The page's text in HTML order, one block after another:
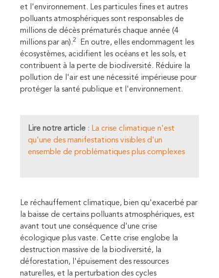
et l'environnement. Les particules fines et autres
polluants atmosphériques sont responsables de
millions de décès prématurés chaque année (4
millions par an).2
En outre, elles endommagent les
écosystèmes, acidifient les océans et les sols, et
contribuent à la perte de biodiversité. Réduire la
pollution de l'air est une nécessité impérieuse pour
protéger la santé publique et l'environnement.
Lire notre article : La crise climatique n'est
qu'une des manifestations visibles d'un
ensemble de problématiques plus complexes
Le réchauffement climatique, bien qu'exacerbé par
la baisse de certains polluants atmosphériques, est
avant tout une conséquence d'une crise
écologique plus vaste. Cette crise englobe la
destruction massive de la biodiversité, la
déforestation, l'épuisement des ressources
naturelles, et la perturbation des cycles